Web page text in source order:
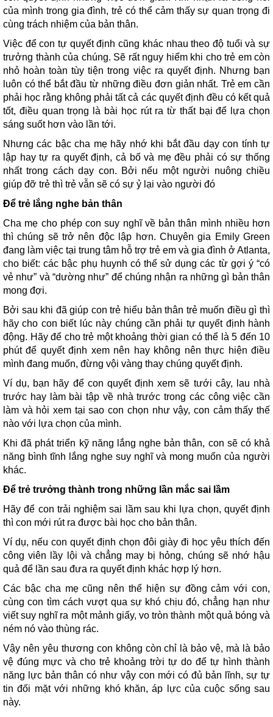
của mình trong gia đình, trẻ có thể cảm thấy sự quan trọng đi
cùng trách nhiệm của bản thân.
Việc để con tự quyết định cũng khác nhau theo độ tuổi và sự
trưởng thành của chúng. Sẽ rất nguy hiểm khi cho trẻ em còn
nhỏ hoàn toàn tùy tiện trong việc ra quyết định. Nhưng bạn
luôn có thể bắt đầu từ những điều đơn giản nhất. Trẻ em cần
phải học rằng không phải tất cả các quyết định đều có kết quả
tốt, điều quan trọng là bài học rút ra từ thất bại để lựa chọn
sáng suốt hơn vào lần tới.
Nhưng các bậc cha mẹ hãy nhớ khi bắt đầu dạy con tính tự
lập hay tự ra quyết định, cả bố và mẹ đều phải có sự thống
nhất trong cách dạy con. Bởi nếu một người nuông chiều
giúp đỡ trẻ thì trẻ vẫn sẽ có sự ỷ lại vào người đó
Để trẻ lắng nghe bản thân
Cha mẹ cho phép con suy nghĩ về bản thân mình nhiều hơn
thì chúng sẽ trở nên độc lập hơn. Chuyên gia Emily Green
đang làm việc tại trung tâm hỗ trợ trẻ em và gia đình ở Atlanta,
cho biết: các bậc phụ huynh có thể sử dụng các từ gợi ý “có
vẻ như” và “dường như” để chúng nhận ra những gì bản thân
mong đợi.
Bởi sau khi đã giúp con trẻ hiểu bản thân trẻ muốn điều gì thì
hãy cho con biết lúc này chúng cần phải tự quyết định hành
động. Hãy để cho trẻ một khoảng thời gian có thể là 5 đến 10
phút để quyết định xem nên hay không nên thực hiện điều
mình đang muốn, đừng vội vàng thay chúng quyết định.
Ví dụ, bạn hãy để con quyết định xem sẽ tưới cây, lau nhà
trước hay làm bài tập về nhà trước trong các công việc cần
làm và hỏi xem tại sao con chọn như vậy, con cảm thấy thế
nào với lựa chọn của mình.
Khi đã phát triển kỹ năng lắng nghe bản thân, con sẽ có khả
năng bình tĩnh lắng nghe suy nghĩ và mong muốn của người
khác.
Để trẻ trưởng thành trong những lần mắc sai lầm
Hãy để con trải nghiệm sai lầm sau khi lựa chọn, quyết định
thì con mới rút ra được bài học cho bản thân.
Ví dụ, nếu con quyết định chọn đôi giày đi học yêu thích đến
công viên lầy lội và chẳng may bị hỏng, chúng sẽ nhớ hậu
quả để lần sau đưa ra quyết định khác hợp lý hơn.
Các bậc cha mẹ cũng nên thể hiện sự đồng cảm với con,
cùng con tìm cách vượt qua sự khó chịu đó, chẳng hạn như
viết suy nghĩ ra một mảnh giấy, vo tròn thành một quả bóng và
ném nó vào thùng rác.
Vậy nên yêu thương con không còn chỉ là bảo vệ, mà là bảo
vệ đúng mực và cho trẻ khoảng trời tự do để tự hình thành
năng lực bản thân có như vậy con mới có đủ bản lĩnh, sự tự
tin đối mặt với những khó khăn, áp lực của cuộc sống sau
này.